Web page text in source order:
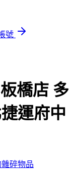
號
橋店 多
運府中
碎物品